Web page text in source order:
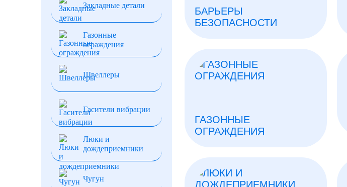
БАРЬЕРЫ
БЕЗОПАСНОСТИ
ГАЗОННЫЕ
ОГРАЖДЕНИЯ
Закладные детали
Газонные
ограждения
Швеллеры
Гасители вибрации
Люки и
дождеприемники
Чугун